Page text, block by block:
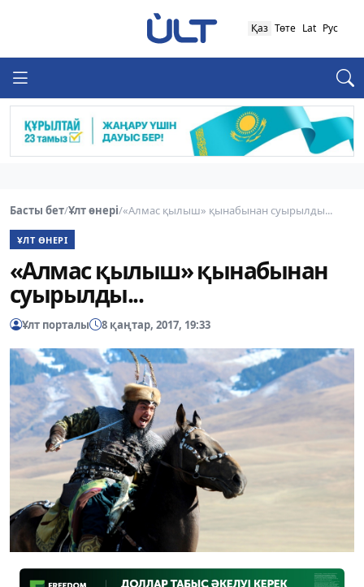
Қаз Төте Lat Рус
Басты бет/Ұлт өнері/«Алмас қылыш» қынабынан суырылды...
ҰЛТ ӨНЕРІ
«Алмас қылыш» қынабынан
суырылды...
Ұлт порталы 8 қаңтар, 2017, 19:33